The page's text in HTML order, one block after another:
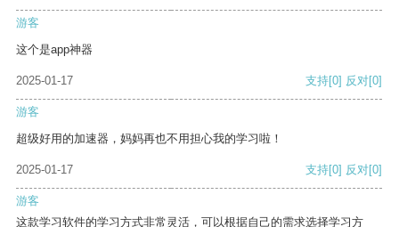
游客
这个是app神器
2025-01-17 支持[0] 反对[0]
游客
超级好用的加速器，妈妈再也不用担心我的学习啦！
2025-01-17 支持[0] 反对[0]
游客
这款学习软件的学习方式非常灵活，可以根据自己的需求选择学习方